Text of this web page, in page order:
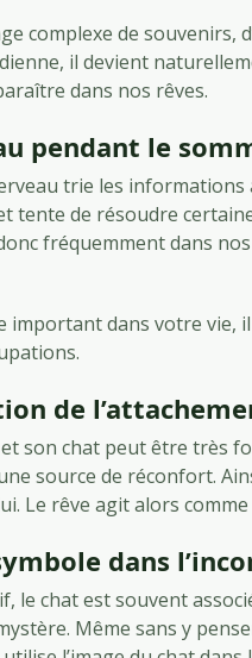
complexe de souvenirs,
il devient
dans nos rêves.
pendant le
trie les
tente de résoudre
fréquemment dans
important dans votre vie,
de
son chat peut être très
source de réconfort.
Le rêve agit alors
dans
le chat est souvent
Même sans y